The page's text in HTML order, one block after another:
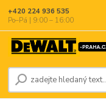
+420 224 936 535
Po–Pá | 9:00 – 16:00